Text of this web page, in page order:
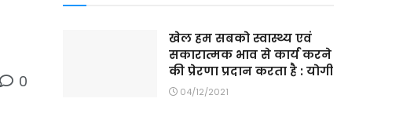
0
खेल हम सबको स्वास्थ्य एवं
सकारात्मक भाव से कार्य करने
की प्रेरणा प्रदान करता है : योगी
04/12/2021